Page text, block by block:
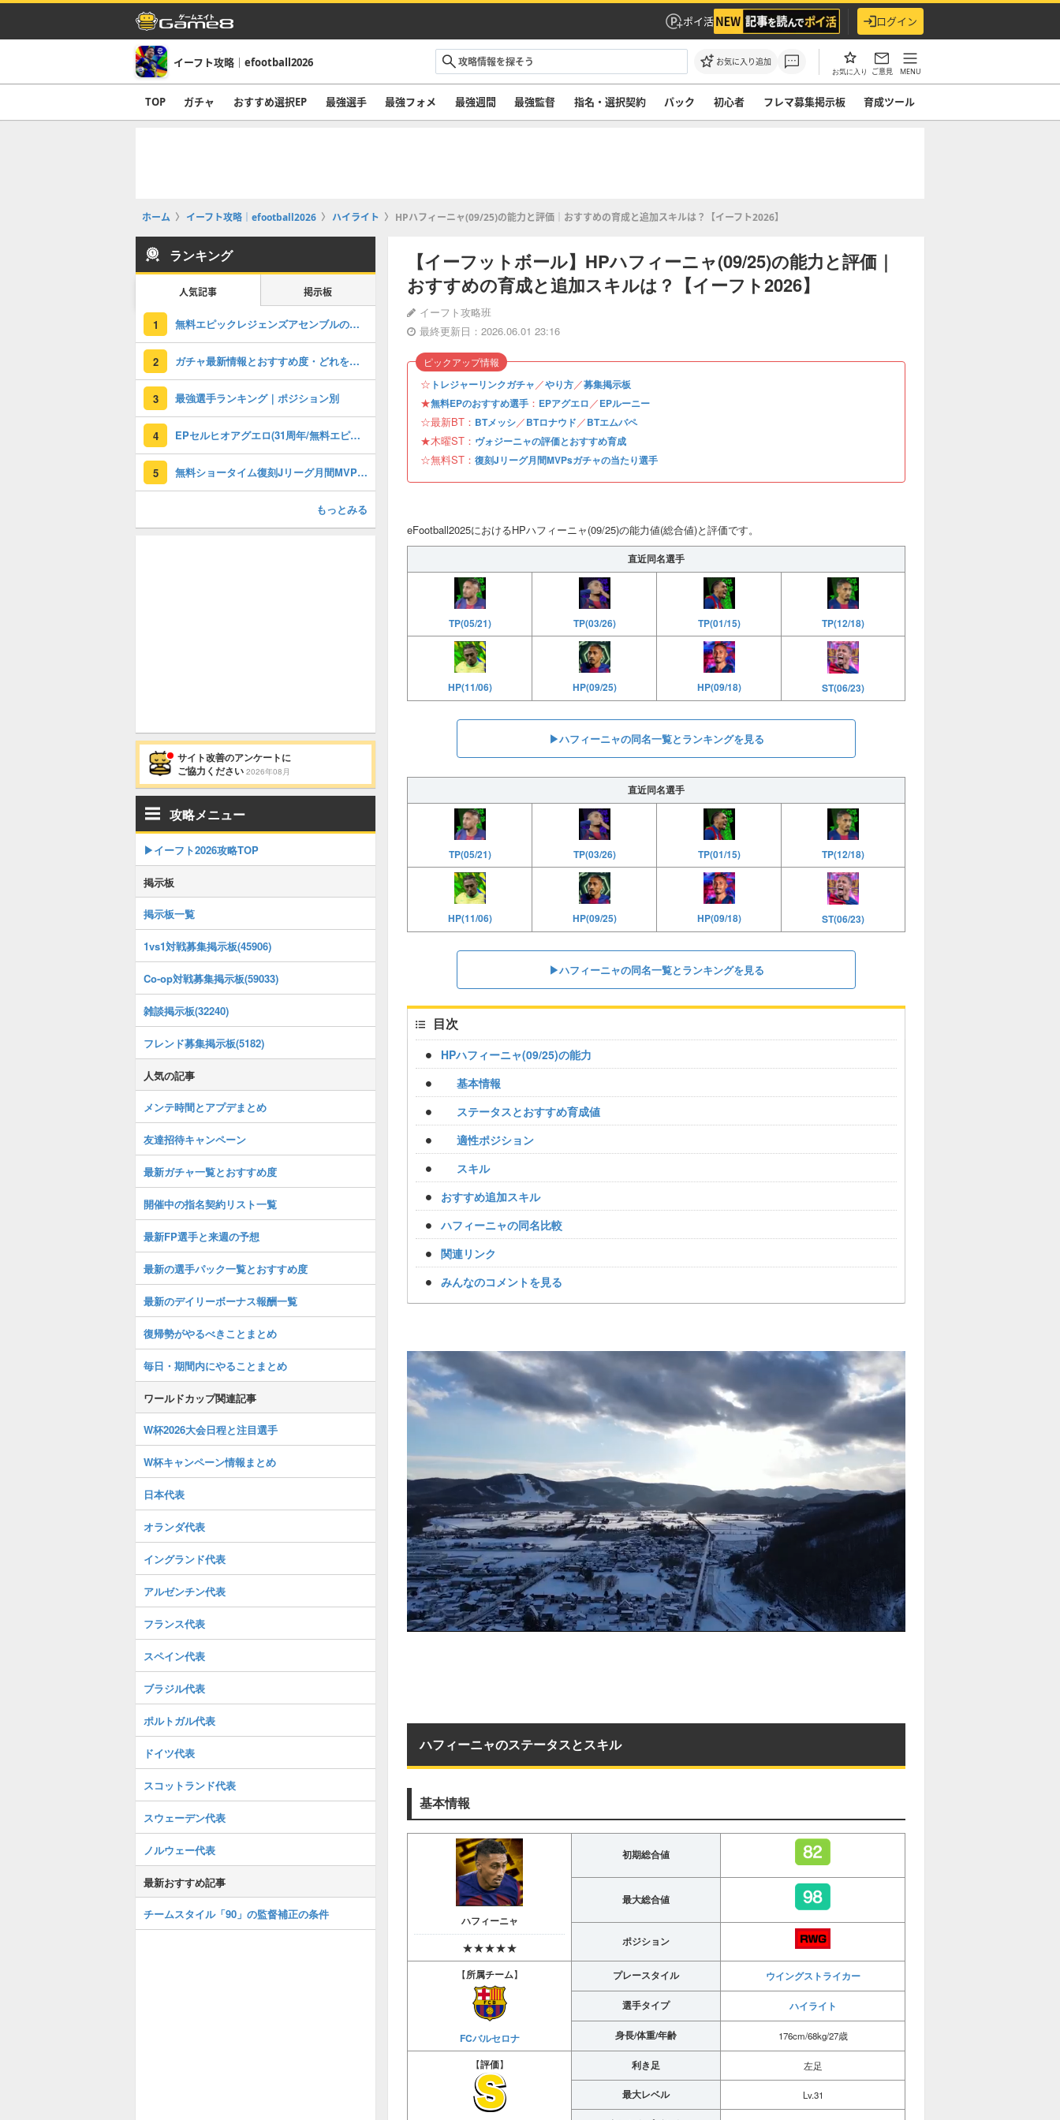
ポイ活 ログイン
イーフト攻略｜efootball2026 お気に入り追加
お気に入り ご意見 MENU
TOP ガチャ おすすめ選択EP 最強選手 最強フォメ 最強週間 最強監督 指名・選択契約 パック 初心者 フレマ募集掲示板 育成ツール
ホーム イーフト攻略｜efootball2026 ハイライト HPハフィーニャ(09/25)の能力と評価｜おすすめの育成と追加スキルは？【イーフト2026】
【イーフットボール】HPハフィーニャ(09/25)の能力と評価｜
おすすめの育成と追加スキルは？【イーフト2026】
イーフト攻略班
最終更新日：2026.06.01 23:16
☆ トレジャーリンクガチャ／やり方／募集掲示板
★無料EPのおすすめ選手 ： EPアグエロ／EPルーニー
☆最新BT： BTメッシ／BTロナウド／BTエムバペ
★木曜ST： ヴォジーニャの評価とおすすめ育成
☆無料ST： 復刻Jリーグ月間MVPsガチャの当たり選手
ピックアップ情報
eFootball2025におけるHPハフィーニャ(09/25)の能力値(総合値)と評価です。
直近同名選手
TP(05/21) TP(03/26) TP(01/15) TP(12/18)
HP(11/06) HP(09/25) HP(09/18) ST(06/23)
▶︎ハフィーニャの同名一覧とランキングを見る
直近同名選手
TP(05/21) TP(03/26) TP(01/15) TP(12/18)
HP(11/06) HP(09/25) HP(09/18) ST(06/23)
▶︎ハフィーニャの同名一覧とランキングを見る
目次
HPハフィーニャ(09/25)の能力
基本情報
ステータスとおすすめ育成値
適性ポジション
スキル
おすすめ追加スキル
ハフィーニャの同名比較
関連リンク
みんなのコメントを見る
ハフィーニャのステータスとスキル
基本情報
ハフィーニャ
★★★★★
初期総合値
最大総合値
ポジション
【所属チーム】
FCバルセロナ
プレースタイル ウイングストライカー
選手タイプ ハイライト
身長/体重/年齢 176cm/68kg/27歳
【評価】 利き足 左足
最大レベル Lv.31
ランキング
人気記事 掲示板
1 無料エピックレジェンズアセンブルのおすすめ選択(当たり)選手ランキングと引き方
2 ガチャ最新情報とおすすめ度・どれを引くべき？
3 最強選手ランキング｜ポジション別
4 EPセルヒオアグエロ(31周年/無料エピック)の評価とおすすめ育成・スキル追加
5 無料ショータイム復刻Jリーグ月間MVPsガチャの当たり選手ランキング
もっとみる
サイト改善のアンケートに
ご協力ください 2026年08月
攻略メニュー
▶イーフト2026攻略TOP
掲示板
掲示板一覧
1vs1対戦募集掲示板(45906)
Co-op対戦募集掲示板(59033)
雑談掲示板(32240)
フレンド募集掲示板(5182)
人気の記事
メンテ時間とアプデまとめ
友達招待キャンペーン
最新ガチャ一覧とおすすめ度
開催中の指名契約リスト一覧
最新FP選手と来週の予想
最新の選手パック一覧とおすすめ度
最新のデイリーボーナス報酬一覧
復帰勢がやるべきことまとめ
毎日・期間内にやることまとめ
ワールドカップ関連記事
W杯2026大会日程と注目選手
W杯キャンペーン情報まとめ
日本代表
オランダ代表
イングランド代表
アルゼンチン代表
フランス代表
スペイン代表
ブラジル代表
ポルトガル代表
ドイツ代表
スコットランド代表
スウェーデン代表
ノルウェー代表
最新おすすめ記事
チームスタイル「90」の監督補正の条件